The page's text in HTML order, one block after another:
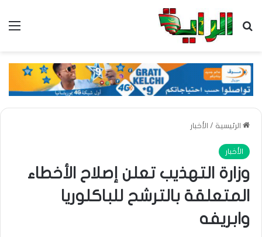
بحث عن
الرئيسية / الأخبار
الأخبار
وزارة التهذيب تعلن إصلاح الأخطاء
المتعلقة بالترشح للباكلوريا
وابريفه